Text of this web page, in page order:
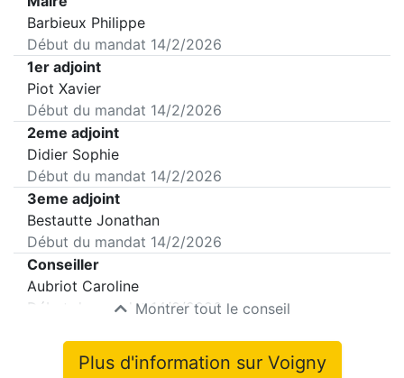
Barbieux Philippe
Début du mandat 14/2/2026
1er adjoint
Piot Xavier
Début du mandat 14/2/2026
2eme adjoint
Didier Sophie
Début du mandat 14/2/2026
3eme adjoint
Bestautte Jonathan
Début du mandat 14/2/2026
Conseiller
Aubriot Caroline
Début du mandat14/2/2026
Montrer tout le conseil
Plus d'information sur Voigny